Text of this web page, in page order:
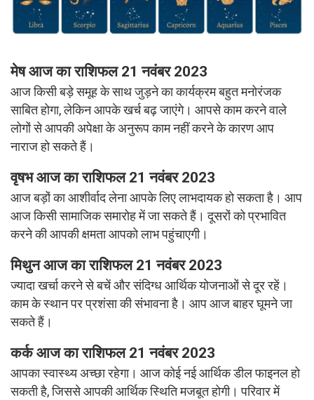
मेष आज काराशिफल 21 नवंबर 2023
आज किसी बड़े समूह के साथ जुड़ने का कार्यक्रम बहुत मनोरंजक
साबित होगा, लेकिन आपके खर्च बढ़ जाएंगे। आपसे काम करने वाले
लोगों से आपकी अपेक्षा के अनुरूप काम नहीं करने के कारण आप
नाराज हो सकते हैं।
वृषभ आज का राशिफल 21 नवंबर 2023
आज बड़ों का आशीर्वाद लेना आपके लिए लाभदायक हो सकता है। आप
आज किसी सामाजिक समारोह में जा सकते हैं। दूसरों को प्रभावित
करने की आपकी क्षमता आपको लाभ पहुंचाएगी।
मिथुनआज का राशिफल 21 नवंबर 2023
ज्यादा खर्चा करने से बचें और संदिग्ध आर्थिक योजनाओं से दूर रहें।
काम के स्थान पर प्रशंसा की संभावना है। आप आज बाहर घूमने जा
सकते हैं।
कर्क आज का राशिफल 21 नवंबर 2023
आपका स्वास्थ्य अच्छा रहेगा। आज कोई नई आर्थिक डील फाइनल हो
सकती है, जिससे आपकी आर्थिक स्थिति मजबूत होगी। परिवार में